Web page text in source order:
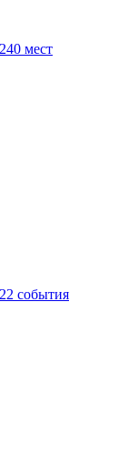
240 мест
22 события